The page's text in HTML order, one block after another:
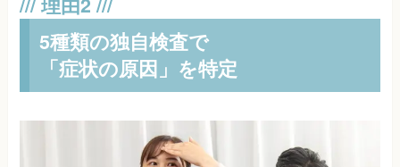
5種類の独自検査で
「症状の原因」を特定